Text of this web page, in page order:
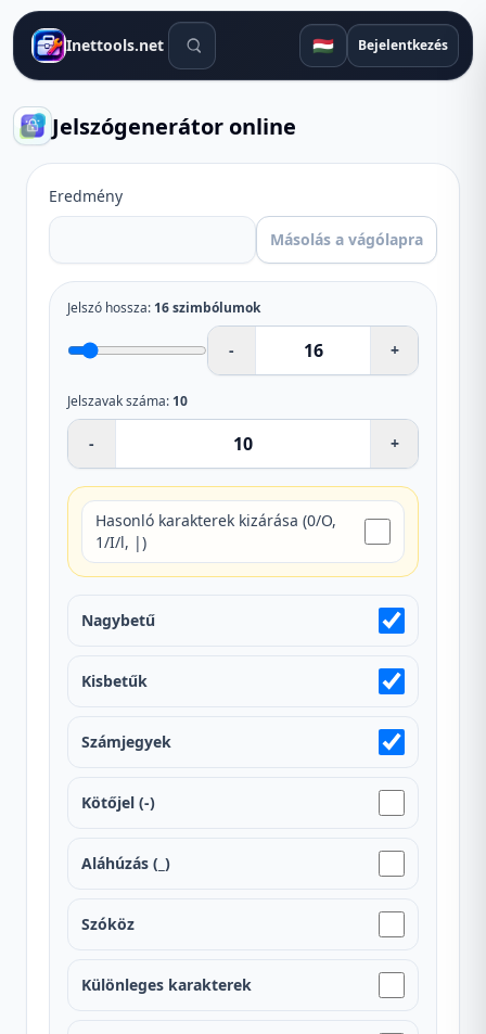
Inettools.net Keresőeszközök 🇭🇺 Bejelentkezés
Jelszógenerátor online
Eredmény
Másolás a vágólapra
Jelszó hossza: 16szimbólumok
- +
Jelszavak száma: 10
- +
Hasonló karakterek kizárása (0/O,
1/I/l, |)
Nagybetű
Kisbetűk
Számjegyek
Kötőjel (-)
Aláhúzás (_)
Szóköz
Különleges karakterek